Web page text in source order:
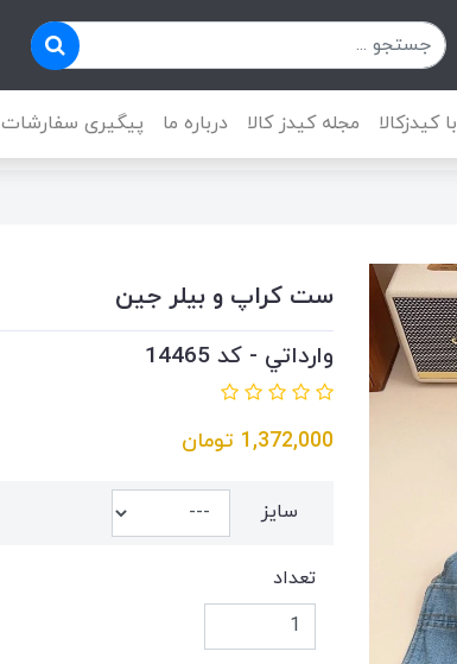
کیدزکالا مجله کیدز کالا درباره ما پیگیری سفارشات
ست كراپ و بيلر جين
وارداتي - کد 14465
1,372,000 تومان
سايز
تعداد